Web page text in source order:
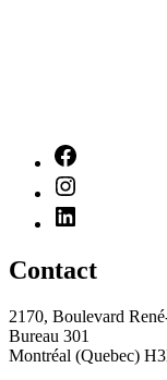
Contact
2170, Boulevard
Bureau 301
Montréal (Quebec)